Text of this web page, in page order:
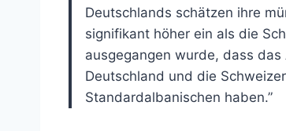
Deutschlands schätzen ihre
signifikant höher ein als die
ausgegangen wurde, dass
Deutschland und die
Standardalbanischen haben.”